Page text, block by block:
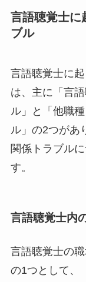
言語聴覚士に
ブル
言語聴覚士に
は、主に「言
ル」と「他職
ル」の2つがあ
関係トラブル
す。
言語聴覚士内
言語聴覚士の
の1つとして、